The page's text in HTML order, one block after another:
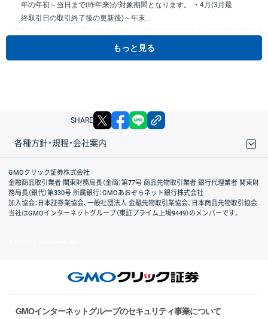
年の年初～当日まで(昨年来)が対象期間となります。 ・4月(3月最
終取引日の取引終了後の更新後)～年末...
もっと見る
SHARE X facebook
各種方針・規程・会社案内
取引規程・約款
サイトマップ
その他のご案内
個人情報保護方針
最良執行方針
サイトのご利用について
ディスクレイマー
信託保全
リスク説明
会社案内
GMOクリック証券株式会社
金融商品取引業者 関東財務局長（金商）第77号 商品先物取引業者 銀行代理業者 関東財
務局長（銀代）第330号 所属銀行：GMOあおぞらネット銀行株式会社
加入協会：日本証券業協会、一般社団法人 金融先物取引業協会、日本商品先物取引協会
当社はGMOインターネットグループ（東証プライム上場9449）のメンバーです。
GMOインターネットグループのセキュリティ事業について